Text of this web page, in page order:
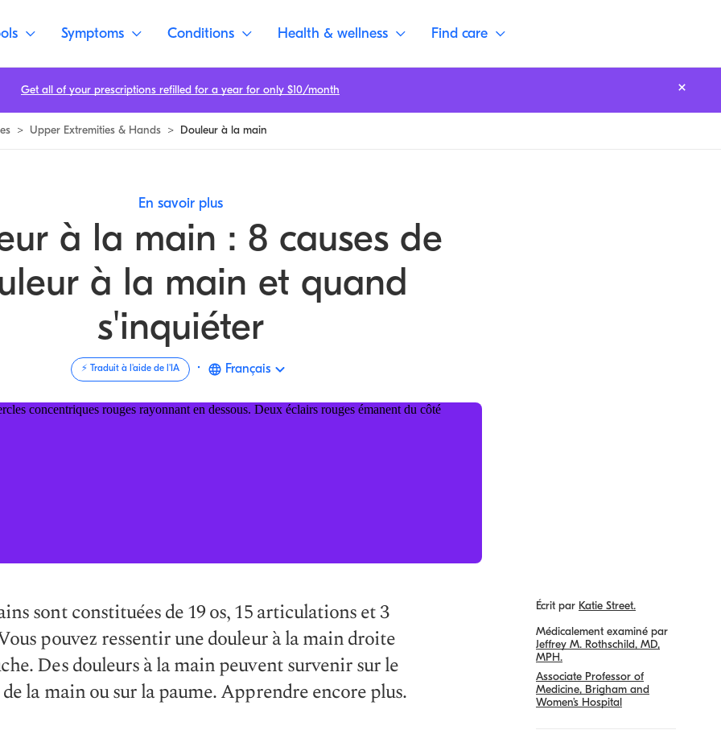
Symptoms Conditions Health & wellness Find care
> Upper Extremities & Hands > Douleur à la main
En savoir plus
à la main : 8 causes de
à la main et quand
s'inquiéter
⚡️ Traduit à l'aide de l'IA · Français
Écrit par Katie Street.
Médicalement examiné par
Jeffrey M. Rothschild, MD,
MPH.
Associate Professor of
Medicine, Brigham and
Women’s Hospital
sont constituées de 19 os, 15 articulations et 3
pouvez ressentir une douleur à la main droite
Des douleurs à la main peuvent survenir sur le
de la main ou sur la paume. Apprendre encore plus.
Get all of your prescriptions refilled for a year for only $10/month